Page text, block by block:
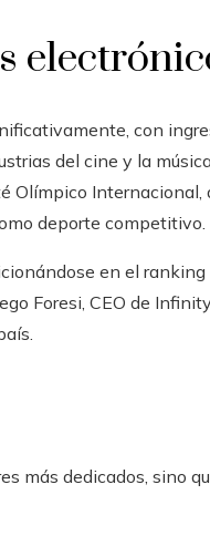
con
del cine y la
Olímpico
deporte competitivo.
en el
Foresi, CEO de
más dedicados, sino